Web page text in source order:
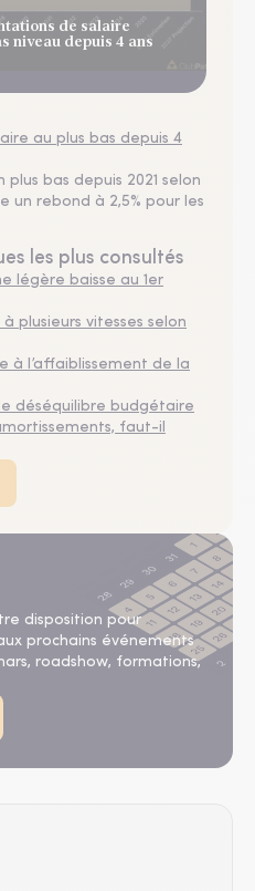
de salaire
niveau depuis 4 ans
au plus bas depuis 4
plus bas depuis 2021 selon
un rebond à 2,5% pour les
les plus consultés
légère baisse au 1er
à plusieurs vitesses selon
à l’affaiblissement de la
déséquilibre budgétaire
faut-il
disposition pour
prochains événements
roadshow, formations,